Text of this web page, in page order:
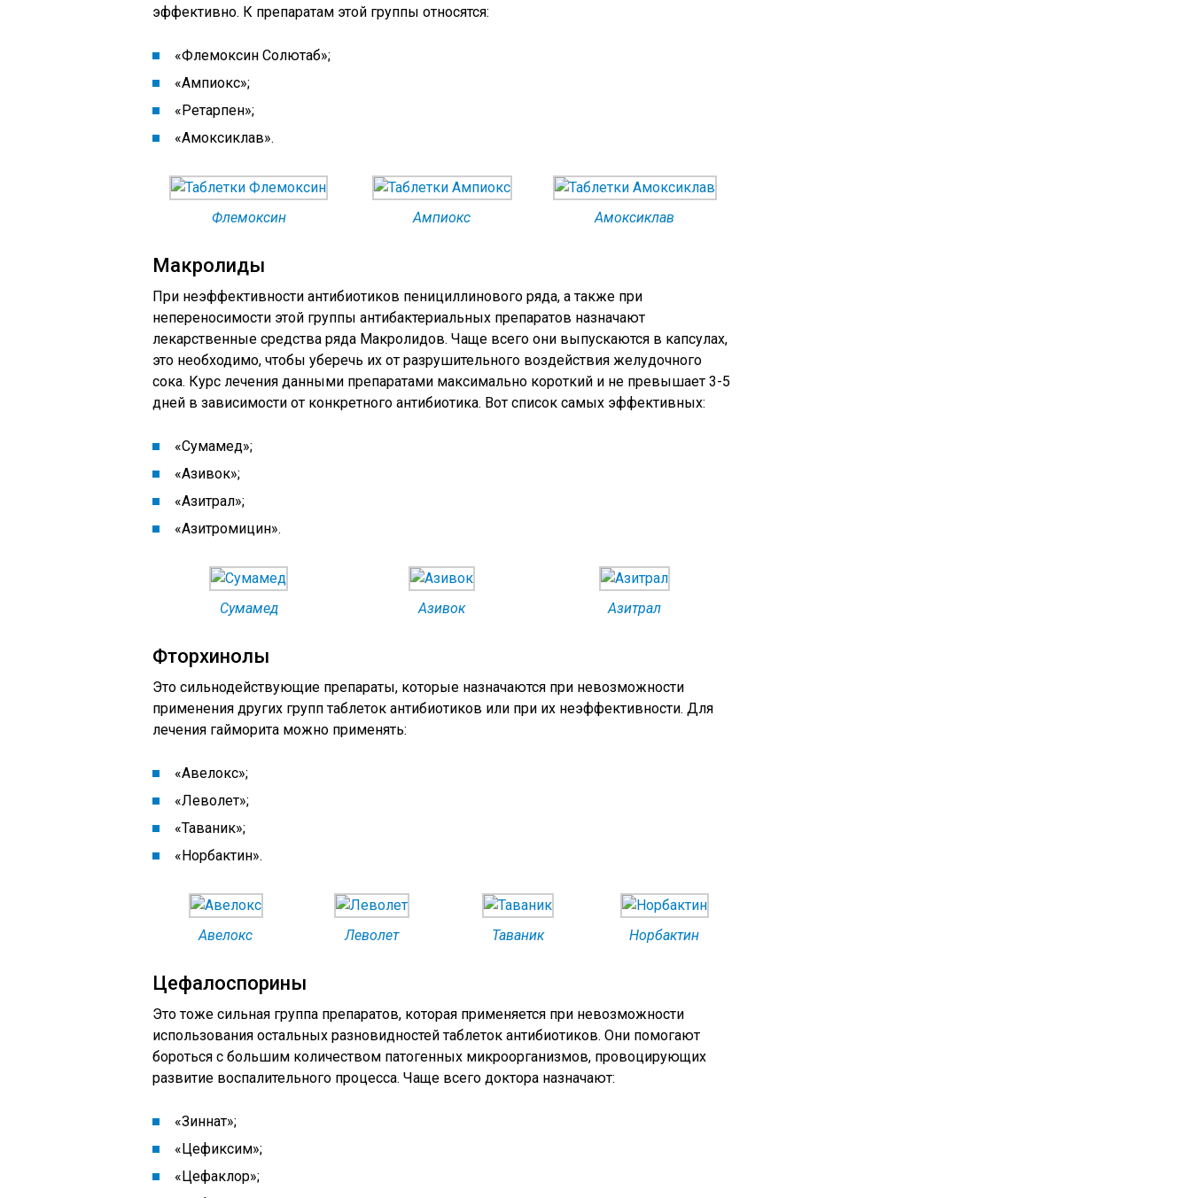
эффективно. К препаратам этой группы относятся:
«Флемоксин Солютаб»;
«Ампиокс»;
«Ретарпен»;
«Амоксиклав».
Флемоксин Ампиокс Амоксиклав
Макролиды
При неэффективности антибиотиков пенициллинового ряда, а также при
непереносимости этой группы антибактериальных препаратов назначают
лекарственные средства ряда Макролидов. Чаще всего они выпускаются в капсулах,
это необходимо, чтобы уберечь их от разрушительного воздействия желудочного
сока. Курс лечения данными препаратами максимально короткий и не превышает 3-5
дней в зависимости от конкретного антибиотика. Вот список самых эффективных:
«Сумамед»;
«Азивок»;
«Азитрал»;
«Азитромицин».
Сумамед Азивок Азитрал
Фторхинолы
Это сильнодействующие препараты, которые назначаются при невозможности
применения других групп таблеток антибиотиков или при их неэффективности. Для
лечения гайморита можно применять:
«Авелокс»;
«Леволет»;
«Таваник»;
«Норбактин».
Авелокс Леволет Таваник Норбактин
Цефалоспорины
Это тоже сильная группа препаратов, которая применяется при невозможности
использования остальных разновидностей таблеток антибиотиков. Они помогают
бороться с большим количеством патогенных микроорганизмов, провоцирующих
развитие воспалительного процесса. Чаще всего доктора назначают:
«Зиннат»;
«Цефиксим»;
«Цефаклор»;